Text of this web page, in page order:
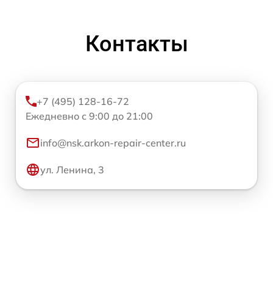
Контакты
+7 (495) 128-16-72
Ежедневно с 9:00 до 21:00
info@nsk.arkon-repair-center.ru
ул. Ленина, 3